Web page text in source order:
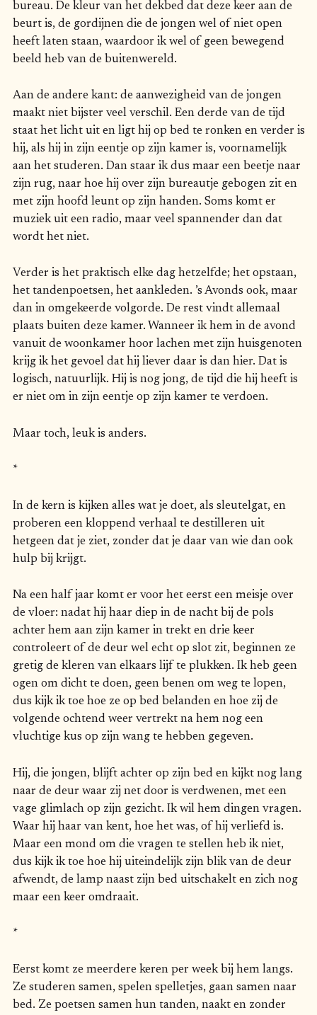
bureau. De kleur van het dekbed dat deze keer aan de
beurt is, de gordijnen die de jongen wel of niet open
heeft laten staan, waardoor ik wel of geen bewegend
beeld heb van de buitenwereld.
Aan de andere kant: de aanwezigheid van de jongen
maakt niet bijster veel verschil. Een derde van de tijd
staat het licht uit en ligt hij op bed te ronken en verder is
hij, als hij in zijn eentje op zijn kamer is, voornamelijk
aan het studeren. Dan staar ik dus maar een beetje naar
zijn rug, naar hoe hij over zijn bureautje gebogen zit en
met zijn hoofd leunt op zijn handen. Soms komt er
muziek uit een radio, maar veel spannender dan dat
wordt het niet.
Verder is het praktisch elke dag hetzelfde; het opstaan,
het tandenpoetsen, het aankleden. ’s Avonds ook, maar
dan in omgekeerde volgorde. De rest vindt allemaal
plaats buiten deze kamer. Wanneer ik hem in de avond
vanuit de woonkamer hoor lachen met zijn huisgenoten
krijg ik het gevoel dat hij liever daar is dan hier. Dat is
logisch, natuurlijk. Hij is nog jong, de tijd die hij heeft is
er niet om in zijn eentje op zijn kamer te verdoen.
Maar toch, leuk is anders.
*
In de kern is kijken alles wat je doet, als sleutelgat, en
proberen een kloppend verhaal te destilleren uit
hetgeen dat je ziet, zonder dat je daar van wie dan ook
hulp bij krijgt.
Na een half jaar komt er voor het eerst een meisje over
de vloer: nadat hij haar diep in de nacht bij de pols
achter hem aan zijn kamer in trekt en drie keer
controleert of de deur wel echt op slot zit, beginnen ze
gretig de kleren van elkaars lijf te plukken. Ik heb geen
ogen om dicht te doen, geen benen om weg te lopen,
dus kijk ik toe hoe ze op bed belanden en hoe zij de
volgende ochtend weer vertrekt na hem nog een
vluchtige kus op zijn wang te hebben gegeven.
Hij, die jongen, blijft achter op zijn bed en kijkt nog lang
naar de deur waar zij net door is verdwenen, met een
vage glimlach op zijn gezicht. Ik wil hem dingen vragen.
Waar hij haar van kent, hoe het was, of hij verliefd is.
Maar een mond om die vragen te stellen heb ik niet,
dus kijk ik toe hoe hij uiteindelijk zijn blik van de deur
afwendt, de lamp naast zijn bed uitschakelt en zich nog
maar een keer omdraait.
*
Eerst komt ze meerdere keren per week bij hem langs.
Ze studeren samen, spelen spelletjes, gaan samen naar
bed. Ze poetsen samen hun tanden, naakt en zonder